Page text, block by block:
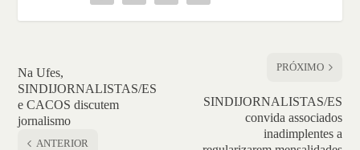
Na Ufes,
SINDIJORNALISTAS/ES
e CACOS discutem
jornalismo
ANTERIOR
PRÓXIMO
SINDIJORNALISTAS/ES
convida associados
inadimplentes a